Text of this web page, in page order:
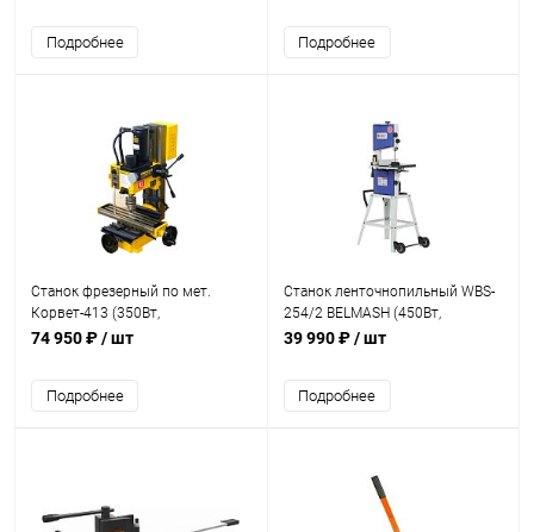
Подробнее Подробнее
Станок фрезерный по мет.
Корвет-413 (350Вт,
1100/2500об/мин.
74 950 ₽/ шт
Подробнее
Станок ленточнопильный WBS-
254/2 BELMASH (450Вт,
360*320мм)
39 990 ₽/ шт
Подробнее